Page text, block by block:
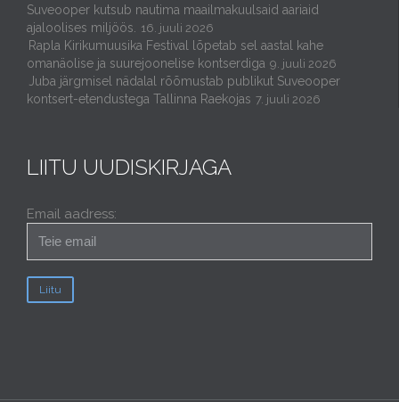
Suveooper kutsub nautima maailmakuulsaid aariaid
ajaloolises miljöös.
16. juuli 2026
Rapla Kirikumuusika Festival lõpetab sel aastal kahe
omanäolise ja suurejoonelise kontserdiga 9. juuli 2026
Juba järgmisel nädalal rõõmustab publikut Suveooper
kontsert-etendustega Tallinna Raekojas 7. juuli 2026
LIITU UUDISKIRJAGA
Email aadress: